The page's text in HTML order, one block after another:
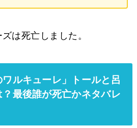
は死亡しました。
ルキューレ」トールと呂
最後誰が死亡かネタバレ